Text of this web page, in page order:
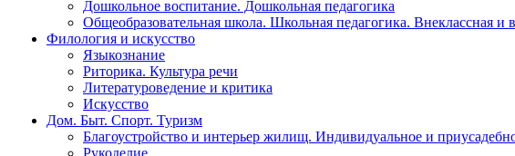
Дошкольное воспитание. Дошкольная педагогика
Общеобразовательная школа. Школьная педагогика. Внеклассная и
Филология и искусство
Языкознание
Риторика. Культура речи
Литературоведение и критика
Искусство
Дом. Быт. Спорт. Туризм
Благоустройство и интерьер жилищ. Индивидуальное и
Рукоделие